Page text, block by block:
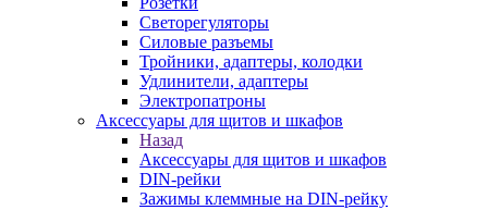
Светорегуляторы
Силовые разъемы
Тройники, адаптеры, колодки
Удлинители, адаптеры
Электропатроны
Аксессуары для щитов и шкафов
Назад
Аксессуары для щитов и шкафов
DIN-рейки
Зажимы клеммные на DIN-рейку